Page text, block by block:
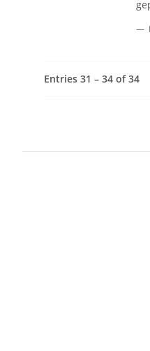
Entries 31 – 34 of 34